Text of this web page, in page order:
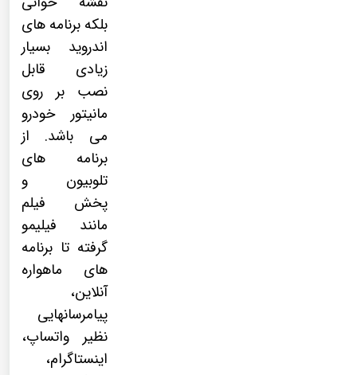
بلکه برنامه های
اندروید بسیار
زیادی قابل
نصب بر روی
مانیتور خودرو
می باشد. از
برنامه های
تلوبیون و
پخش فیلم
مانند فیلیمو
گرفته تا برنامه
های ماهواره
آنلاین،
پیامرسانهایی
نظیر واتساپ،
اینستاگرام،